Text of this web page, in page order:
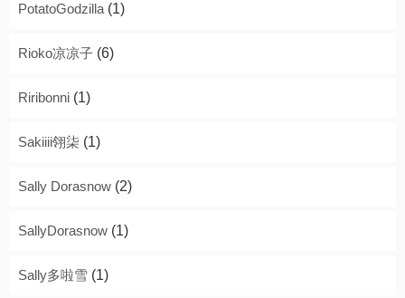
PotatoGodzilla (1)
Rioko凉凉子 (6)
Riribonni (1)
Sakiiii翎柒 (1)
Sally Dorasnow (2)
SallyDorasnow (1)
Sally多啦雪 (1)